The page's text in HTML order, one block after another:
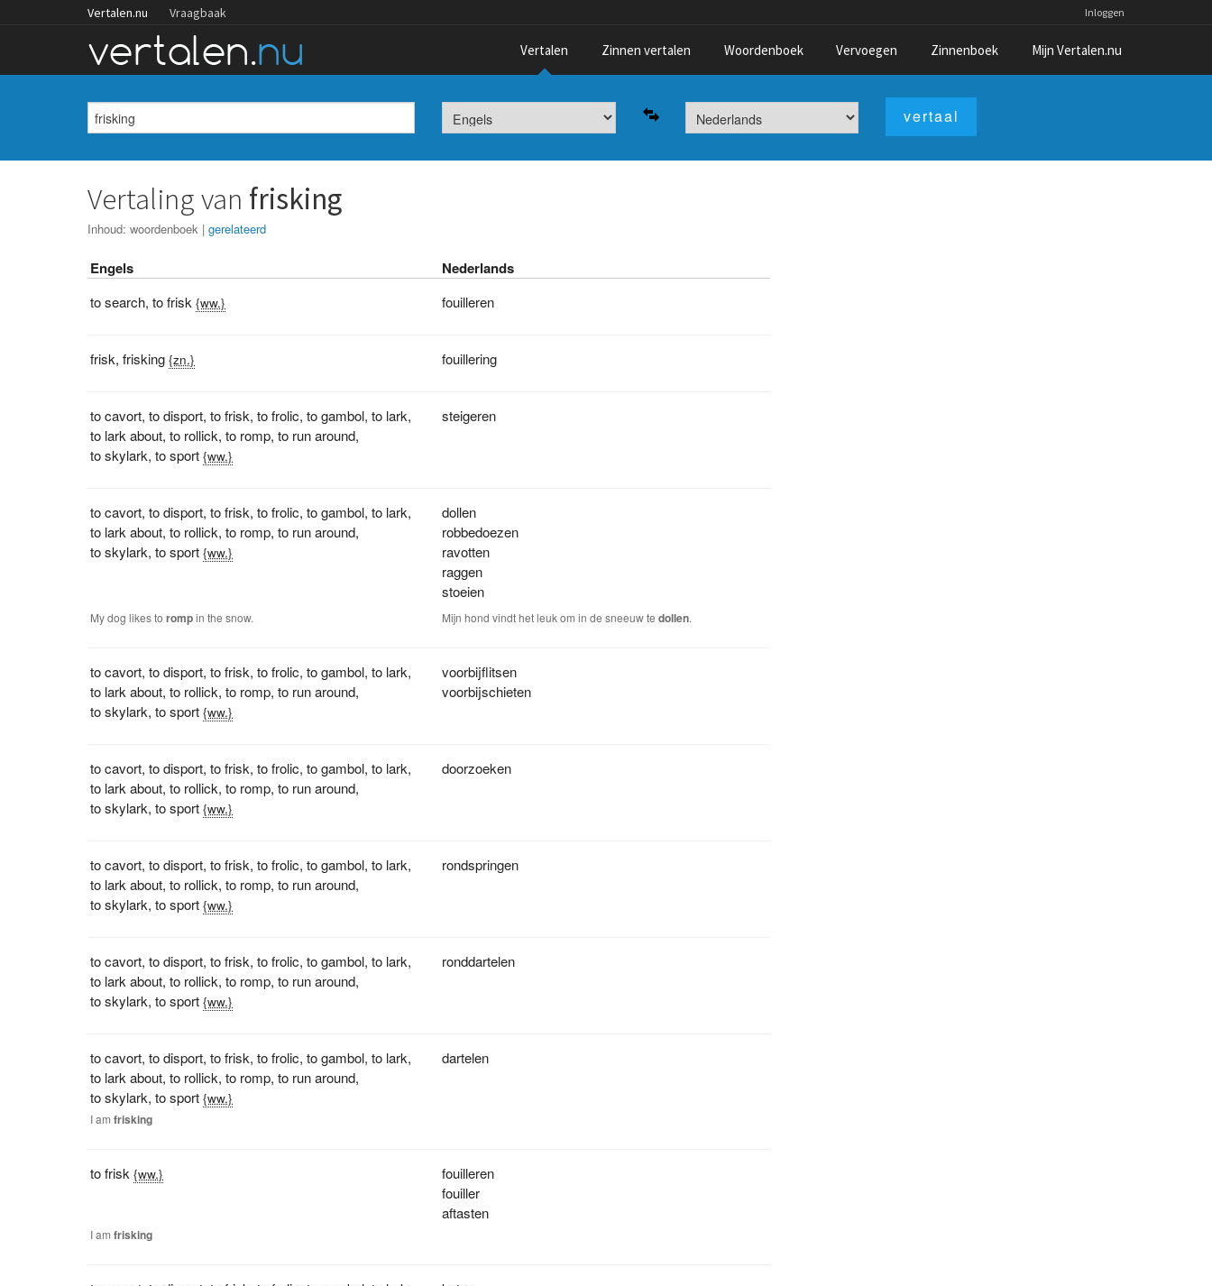
Vertalen.nu Vraagbaak Inloggen
Vertalen Zinnen vertalen Woordenboek Vervoegen Zinnenboek Mijn Vertalen.nu
Vertaling van frisking
Inhoud:woordenboek |gerelateerd
Engels Nederlands
to search,to frisk {ww.} fouilleren
frisk,frisking {zn.} fouillering
to cavort,to disport,to frisk,to frolic,to gambol,to lark,
to lark about,to rollick,to romp,to run around,
to skylark,to sport {ww.}
steigeren
to cavort,to disport,to frisk,to frolic,to gambol,to lark,
to lark about,to rollick,to romp,to run around,
to skylark,to sport {ww.}
dollen
robbedoezen
ravotten
raggen
stoeien
My dog likes torompin the snow. Mijn hond vindt het leuk om in de sneeuw tedollen.
to cavort,to disport,to frisk,to frolic,to gambol,to lark,
to lark about,to rollick,to romp,to run around,
to skylark,to sport {ww.}
voorbijflitsen
voorbijschieten
to cavort,to disport,to frisk,to frolic,to gambol,to lark,
to lark about,to rollick,to romp,to run around,
to skylark,to sport {ww.}
doorzoeken
to cavort,to disport,to frisk,to frolic,to gambol,to lark,
to lark about,to rollick,to romp,to run around,
to skylark,to sport {ww.}
rondspringen
to cavort,to disport,to frisk,to frolic,to gambol,to lark,
to lark about,to rollick,to romp,to run around,
to skylark,to sport {ww.}
ronddartelen
to cavort,to disport,to frisk,to frolic,to gambol,to lark,
to lark about,to rollick,to romp,to run around,
to skylark,to sport {ww.}
dartelen
Iamfrisking
to frisk {ww.}
fouilleren
fouiller
aftasten
Iamfrisking